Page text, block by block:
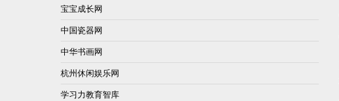
宝宝成长网
中国瓷器网
中华书画网
杭州休闲娱乐网
学习力教育智库